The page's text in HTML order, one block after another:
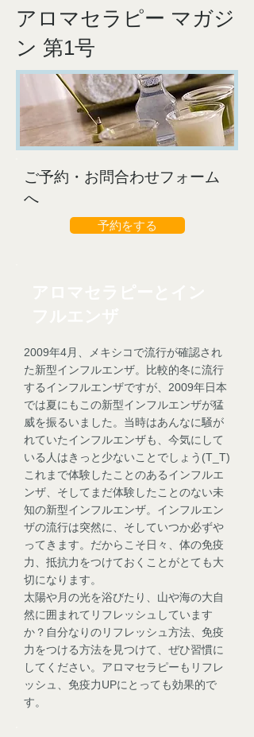
アロマセラピー マガジ
ン 第1号
ご予約・お問合わせフォーム
へ
予約をする
2009年4月、メキシコで流行が確認され
た新型インフルエンザ。比較的冬に流行
するインフルエンザですが、2009年日本
では夏にもこの新型インフルエンザが猛
威を振るいました。当時はあんなに騒が
れていたインフルエンザも、今気にして
いる人はきっと少ないことでしょう(T_T)
これまで体験したことのあるインフルエ
ンザ、そしてまだ体験したことのない未
知の新型インフルエンザ。インフルエン
ザの流行は突然に、そしていつか必ずや
ってきます。だからこそ日々、体の免疫
力、抵抗力をつけておくことがとても大
切になります。
太陽や月の光を浴びたり、山や海の大自
然に囲まれてリフレッシュしています
か？自分なりのリフレッシュ方法、免疫
力をつける方法を見つけて、ぜひ習慣に
してください。アロマセラピーもリフレ
ッシュ、免疫力UPにとっても効果的で
す。